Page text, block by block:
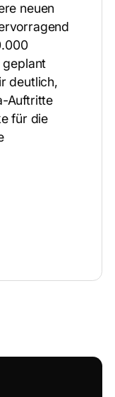
neuen
geplant
deutlich,
Auftritte
für die